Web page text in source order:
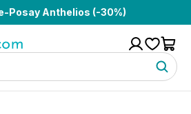
Posay Anthelios (-30%)